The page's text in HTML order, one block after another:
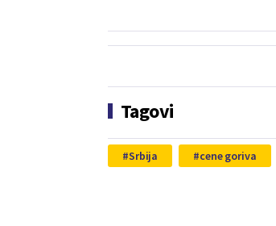
Tagovi
Srbija cene goriva